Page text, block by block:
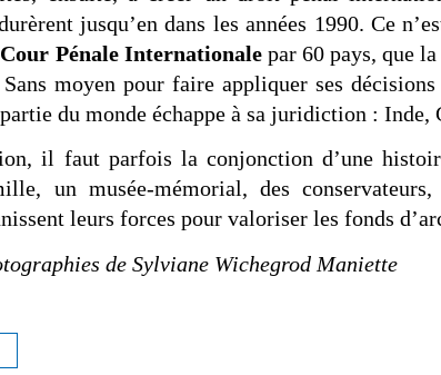
jusqu’en dans les années 1990. Ce
Cour Pénale Internationalepar 60 pays, que
moyen pour faire appliquer ses
du monde échappe à sa juridiction :
il faut parfois la conjonction d’une
un musée-mémorial, des
leurs forces pour valoriser les fonds
de Sylviane Wichegrod Maniette